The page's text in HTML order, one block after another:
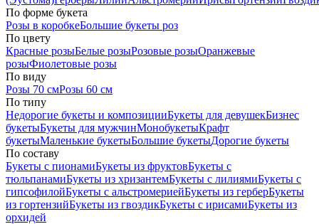
По форме букета
Розы в коробкеБольшие букеты роз
По цвету
Красные розыБелые розыРозовые розыОранжевые
розыФиолетовые розы
По виду
Розы 70 смРозы 60 см
По типу
Недорогие букеты и композицииБукеты для девушекБизнес
букетыБукеты для мужчинМонобукетыКрафт
букетыМаленькие букетыБольшие букетыДорогие букеты
По составу
Букеты с пионамиБукеты из фруктовБукеты с
тюльпанамиБукеты из хризантемБукеты с лилиямиБукеты с
гипсофилойБукеты с альстромериейБукеты из герберБукеты
из гортензийБукеты из гвоздикБукеты с ирисамиБукеты из
орхидей